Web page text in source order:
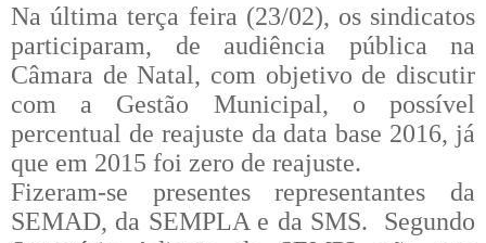
Na última terça feira (23/02), os sindicatos
participaram, de audiência pública na
Câmara de Natal, com objetivo de discutir
com a Gestão Municipal, o possível
percentual de reajuste da data base 2016, já
que em 2015 foi zero de reajuste.
Fizeram-se presentes representantes da
SEMAD, da SEMPLA e da SMS. Segundo